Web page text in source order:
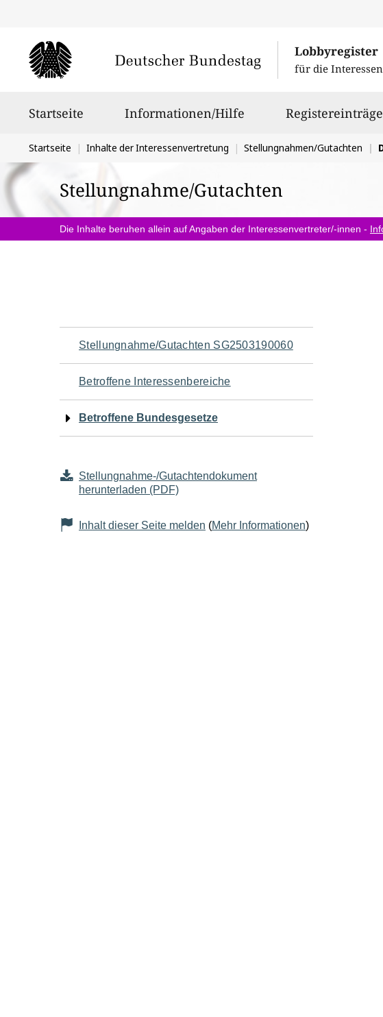
Lobbyregister
für die
Startseite Informationen/Hilfe Registereinträge
Sie
befinden
sich
hier:
Startseite Inhalte der Interessenvertretung Stellungnahmen/Gutachten
Stellungnahme/Gutachten
Die Inhalte beruhen allein auf Angaben der Interessenvertreter/-innen -
Navigation
für
den
Seiteninhalt
Stellungnahme/Gutachten SG2503190060
Betroffene Interessenbereiche
Betroffene Bundesgesetze
Stellungnahme-/Gutachtendokument
herunterladen (PDF)
Inhalt dieser Seite melden (Mehr Informationen)